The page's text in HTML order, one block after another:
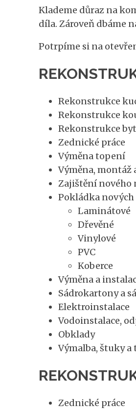
Klademe důraz na
díla. Zároveň dbáme
Potrpíme si na
Rekonstrukce
Rekonstrukce
Rekonstrukce
Zednické práce
Výměna topení
Výměna, montáž
Zajištění nového
Pokládka
Laminátové
Dřevěné
Vinylové
PVC
Koberce
Výměna a
Sádrokartony a
Elektroinstalace
Vodoinstalace,
Obklady
Výmalba, štuky a
Zednické práce